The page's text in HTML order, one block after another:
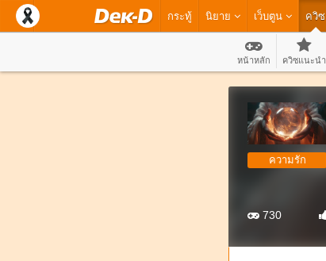
กระทู้ นิยาย เว็บตูน ควิซ
หน้าหลัก ควิซแนะนำ
ความรัก
730